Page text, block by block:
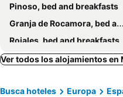
Pinoso, bed and breakfasts
Granja de Rocamora, bed and breakfasts
Rojales, bed and breakfasts
Fondó dels Frares, bed and breakfasts
San Fulgencio, bed and breakfasts
Ver todos los alojamientos en
Busca hoteles Europa